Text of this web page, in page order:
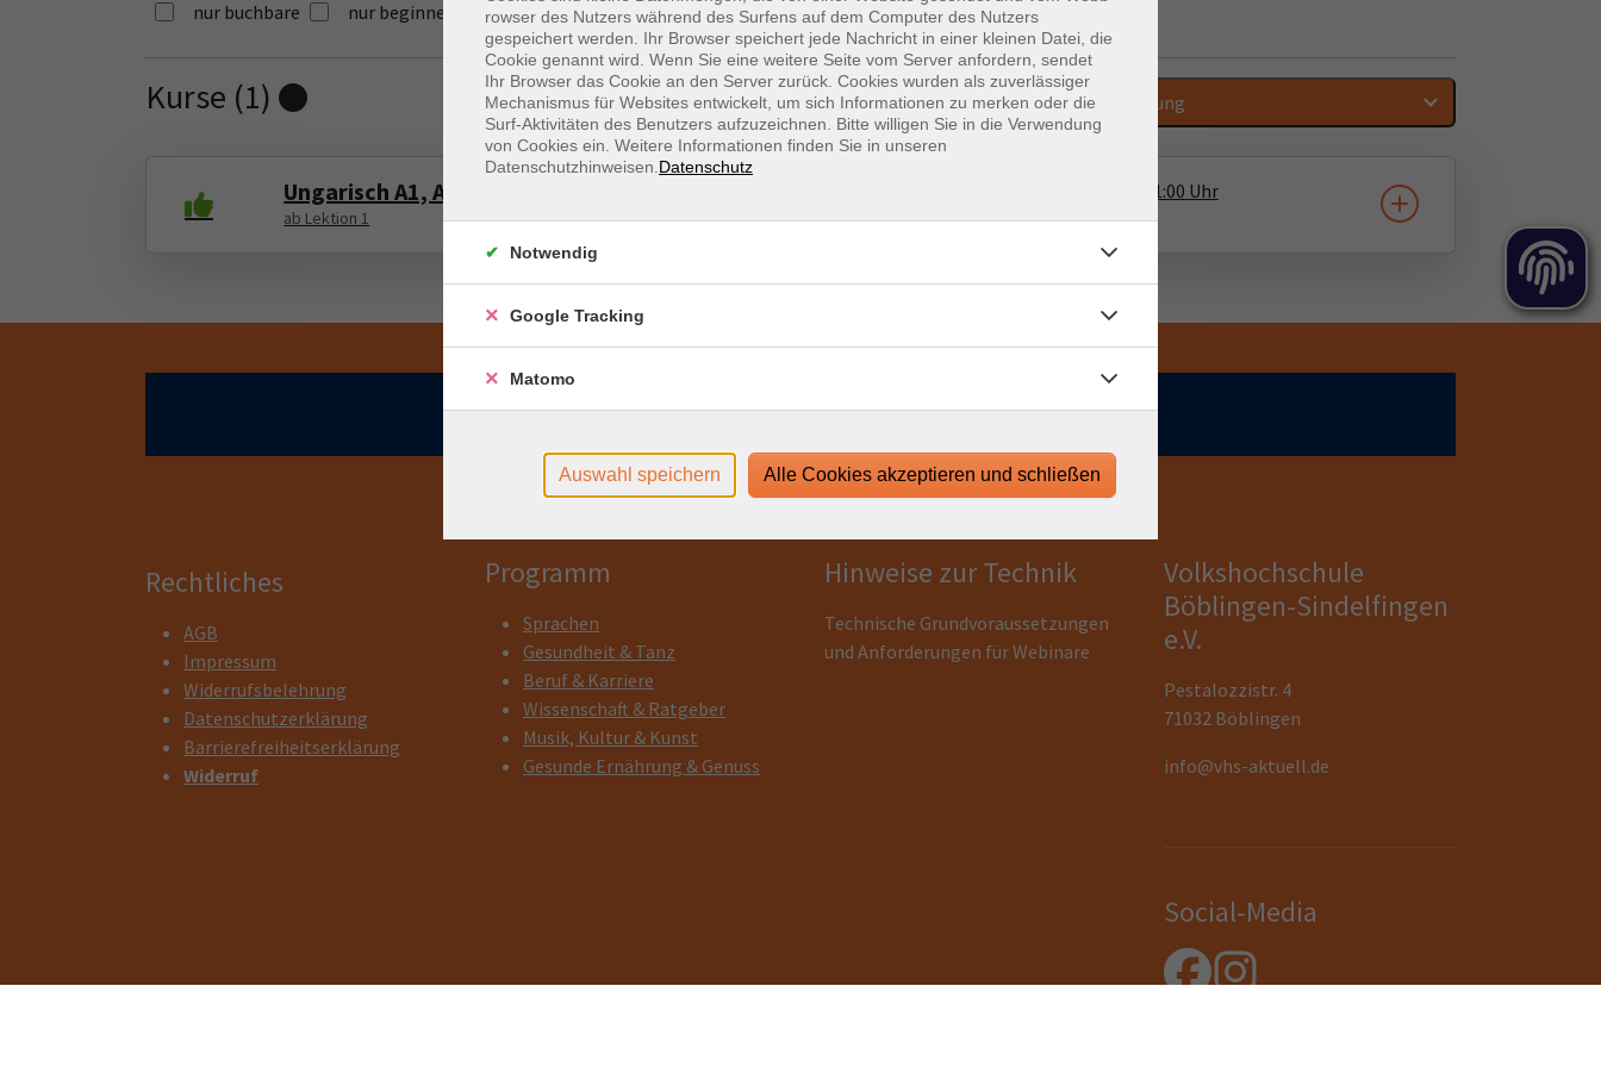
nur buchbare nur beginnende
Kurse (1) Loading... Sortierung
Ungarisch A1, Anfängerkurs
ab Lektion 1
11:00 Uhr
Online vhs
Rechtliches
AGB
Impressum
Widerrufsbelehrung
Datenschutzerklärung
Barrierefreiheitserklärung
Widerruf
Programm
Sprachen
Gesundheit & Tanz
Beruf & Karriere
Wissenschaft & Ratgeber
Musik, Kultur & Kunst
Gesunde Ernährung & Genuss
Hinweise zur Technik
Technische Grundvoraussetzungen
und Anforderungen für Webinare
Volkshochschule
Böblingen-Sindelfingen
e.V.
Pestalozzistr. 4
71032 Böblingen
info@vhs-aktuell.de
Social-Media
rowser des Nutzers während des Surfens auf dem Computer des Nutzers
gespeichert werden. Ihr Browser speichert jede Nachricht in einer kleinen Datei, die
Cookie genannt wird. Wenn Sie eine weitere Seite vom Server anfordern, sendet
Ihr Browser das Cookie an den Server zurück. Cookies wurden als zuverlässiger
Mechanismus für Websites entwickelt, um sich Informationen zu merken oder die
Surf-Aktivitäten des Benutzers aufzuzeichnen. Bitte willigen Sie in die Verwendung
von Cookies ein. Weitere Informationen finden Sie in unseren
Datenschutzhinweisen. Datenschutz
Notwendig
Google Tracking
Matomo
Auswahl speichern Alle Cookies akzeptieren und schließen